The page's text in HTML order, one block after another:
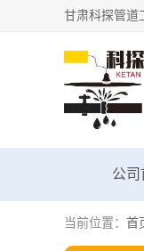
公司
当前位置： 首